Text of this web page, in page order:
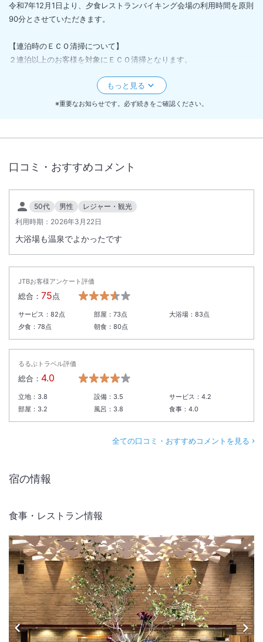
令和7年12月1日より、夕食レストランバイキング会場の利用時間を原則
90分とさせていただきます。
【連泊時のＥＣＯ清掃について】
２連泊以上のお客様を対象にＥＣＯ清掃となります。
・４連泊以上の滞在の場合は、衛生管理の関係上３日毎に通常清掃を行
下さい。
点検のため全館休館となります。
＜夕食レストラン会場利用時間について
令和7年12月1日(月)より夕食レストラン会場の利用時間を原則90分とさ
せていただきます。
但し、19：30入時のご利用時間は90分未満とさせていただきます。
※重要なお知らせです。必ず続きをご確認ください。
口コミ・おすすめコメント
50代 男性
レジャー・観光
利用時期： 2026年3月22日
大浴場も温泉でよかったです
JTBお客様アンケート評価
総合： 75点
サービス： 82点 部屋： 73点 大浴場：83点
夕食： 78点 朝食： 80点
るるぶトラベル評価
総合： 4.0
立地： 3.8 設備： 3.5 サービス：4.2
部屋： 3.2 風呂： 3.8 食事：4.0
全ての口コミ・おすすめコメントを見る
宿の情報
食事・レストラン情報